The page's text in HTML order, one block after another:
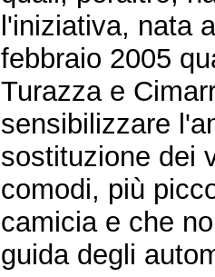
l'iniziativa, nata
febbraio 2005
Turazza e
sensibilizzare
sostituzione dei
comodi, più
camicia e che
guida degli